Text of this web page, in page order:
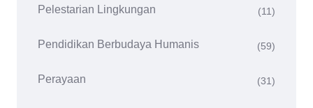
Pelestarian Lingkungan (11)
Pendidikan Berbudaya Humanis (59)
Perayaan (31)